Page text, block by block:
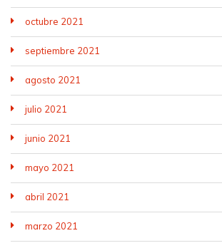
octubre 2021
septiembre 2021
agosto 2021
julio 2021
junio 2021
mayo 2021
abril 2021
marzo 2021